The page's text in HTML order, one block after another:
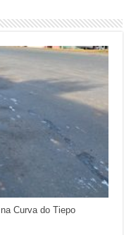
Curva do Tiepo